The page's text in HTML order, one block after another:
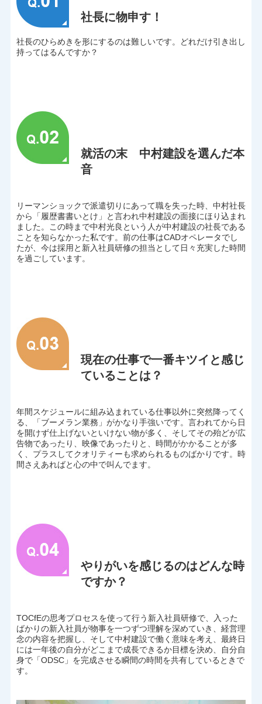
社長に物申す！
社長のひらめきを形にするのは難しいです。どれだけ引き出し
持ってはるんですか？
就活の末 中村建設を選んだ本
音
リーマンショックで派遣切りにあって職を失った時、中村社長
から「履歴書書いとけ」と言われ中村建設の面接にほり込まれ
ました。この時まで中村光良という人が中村建設の社長である
ことを知らなかった私です。前の仕事はCADオペレータでし
たが、今は採用と新入社員研修の担当として日々充実した時間
を過ごしています。
現在の仕事で一番キツイと感じ
ていることは？
年間スケジュールに組み込まれている仕事以外に突然降ってく
る、「ブーメラン業務」がかなり手強いです。言われてから日
を開けず仕上げないといけない物が多く、そしてその殆どが広
告物であったり、映像であったりと、時間がかかることが多
く、プラスしてクオリティーも求められるものばかりです。時
間さえあればと心の中で叫んでます。
やりがいを感じるのはどんな時
ですか？
TOCfEの思考プロセスを使って行う新入社員研修で、入った
ばかりの新入社員が物事を一つずつ理解を深めていき、経営理
念の内容を把握し、そして中村建設で働く意味を考え、最終日
には一年後の自分がどこまで成長できるか目標を決め、自分自
身で「ODSC」を完成させる瞬間の時間を共有しているときで
す。